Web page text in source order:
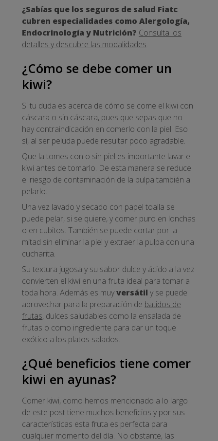
¿Sabías que los seguros de salud Fiatc
cubren especialidades como Alergología,
Endocrinología y Nutrición? Consulta los
detalles y descubre las modalidades.
¿Cómo se debe comer un
kiwi?
Si tu duda es acerca de cómo se come el kiwi con
cáscara o sin cáscara, pues que sepas que no
hay contraindicación en comerlo con la piel. Eso
sí, al ser peluda puede resultar poco agradable.
Que la tomes con o sin piel es importante lavar el
kiwi antes de tomarlo. De esta manera se reduce
el riesgo de contaminación de la pulpa también al
pelarlo.
Una vez lavado y secado con papel toalla se
puede pelar, si se quiere, y comer puro en lonchas
o en cubitos. También se puede cortar por la
mitad sin eliminar la piel y extraer la pulpa con una
cucharita.
Su textura jugosa y su sabor dulce y ácido a la vez
convierten el kiwi en una fruta ideal para tomar a
toda hora. Además es muyversátil y se puede
aprovechar para la preparación de batidos de
frutas, dulces saludables como la ensalada de
frutas o como ingrediente para dar un toque
exótico a los platos salados.
¿Qué beneficios tiene comer
kiwi en ayunas?
Comer kiwi, como hemos mencionado a lo largo
de este post tiene muchos beneficios y por sus
características esta fruta es perfecta para
cualquier momento del día. No obstante, las